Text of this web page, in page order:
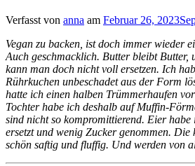
Verfasst von anna am Februar 26, 2023
Vegan zu backen, ist doch immer wieder
Auch geschmacklich. Butter bleibt Butter,
kann man doch nicht voll ersetzen. Ich
Rührkuchen unbeschadet aus der Form
hatte ich einen halben Trümmerhaufen
Tochter habe ich deshalb auf Muffin-
sind nicht so kompromittierend. Eier habe
ersetzt und wenig Zucker genommen.
schön saftig und fluffig. Und werden von